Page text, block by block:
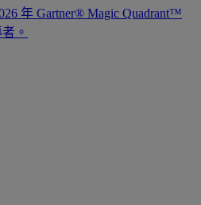
年 Gartner® Magic Quadrant™
。